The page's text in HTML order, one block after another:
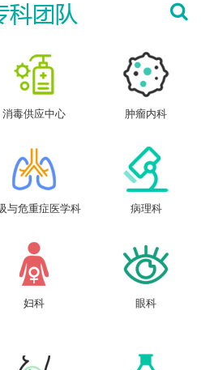
消毒供应中心 肿瘤内科
与危重症医学科 病理科
妇科 眼科